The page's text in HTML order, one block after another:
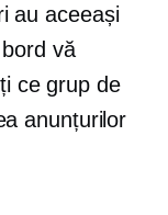
au aceeași
vă
ce grup de
anunțurilor